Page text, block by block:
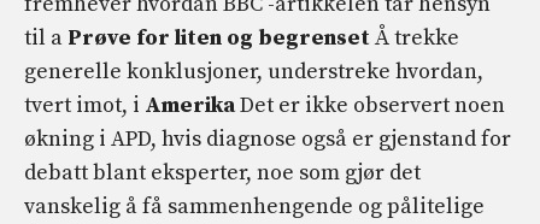
til a Prøve for liten og begrensetÅ trekke
generelle konklusjoner, understreke hvordan,
tvert imot, i AmerikaDet er ikke observert noen
økning i APD, hvis diagnose også er gjenstand for
debatt blant eksperter, noe som gjør det
vanskelig å få sammenhengende og pålitelige